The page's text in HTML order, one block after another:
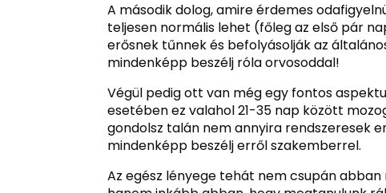
A második dolog, amire érdemes
teljesen normális lehet (főleg az első pár
erősnek tűnnek és befolyásolják az
mindenképp beszélj róla orvosoddal!
Végül pedig ott van még egy fontos
esetében ez valahol 21-35 nap között
gondolsz talán nem annyira rendszeresek
mindenképp beszélj erről szakemberrel.
Az egész lényege tehát nem csupán